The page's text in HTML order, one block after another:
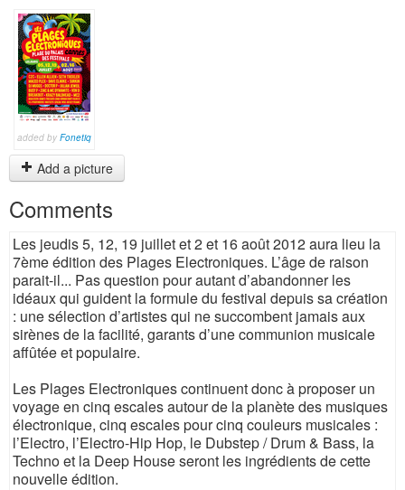
added by Fonetiq
Add a picture
Comments
Les jeudis 5, 12, 19 juillet et 2 et 16 août 2012 aura lieu la
7ème édition des Plages Electroniques. L’âge de raison
parait-il... Pas question pour autant d’abandonner les
idéaux qui guident la formule du festival depuis sa création
: une sélection d’artistes qui ne succombent jamais aux
sirènes de la facilité, garants d’une communion musicale
affûtée et populaire.
Les Plages Electroniques continuent donc à proposer un
voyage en cinq escales autour de la planète des musiques
électronique, cinq escales pour cinq couleurs musicales :
l’Electro, l’Electro-Hip Hop, le Dubstep / Drum & Bass, la
Techno et la Deep House seront les ingrédients de cette
nouvelle édition.